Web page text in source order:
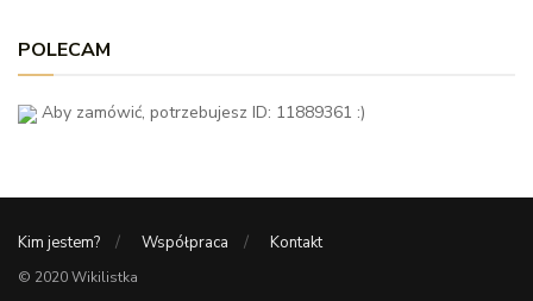
POLECAM
Aby zamówić, potrzebujesz ID: 11889361 :)
Kim jestem? Współpraca Kontakt
© 2020 Wikilistka